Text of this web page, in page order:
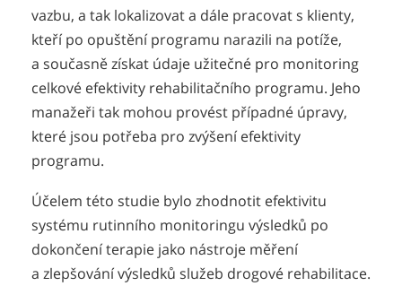
vazbu, a tak lokalizovat a dále pracovat s klienty,
kteří po opuštění programu narazili na potíže,
a současně získat údaje užitečné pro monitoring
celkové efektivity rehabilitačního programu. Jeho
manažeři tak mohou provést případné úpravy,
které jsou potřeba pro zvýšení efektivity
programu.
Účelem této studie bylo zhodnotit efektivitu
systému rutinního monitoringu výsledků po
dokončení terapie jako nástroje měření
a zlepšování výsledků služeb drogové rehabilitace.